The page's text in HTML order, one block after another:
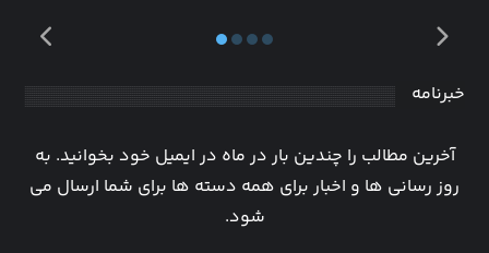
خبرنامه
آخرین مطالب را چندین بار در ماه در ایمیل خود بخوانید. به
روز رسانی ها و اخبار برای همه دسته ها برای شما ارسال می
شود.